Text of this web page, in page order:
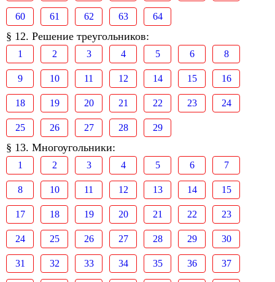
60 61 62 63 64
§ 12. Решение треугольников:
1 2 3 4 5 6 8
9 10 11 12 14 15 16
18 19 20 21 22 23 24
25 26 27 28 29
§ 13. Многоугольники:
1 2 3 4 5 6 7
8 10 11 12 13 14 15
17 18 19 20 21 22 23
24 25 26 27 28 29 30
31 32 33 34 35 36 37